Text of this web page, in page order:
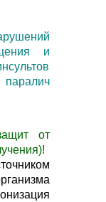
и
паралич
от